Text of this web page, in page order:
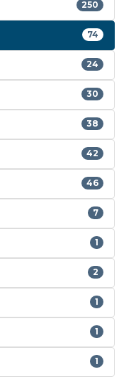
250
74
24
30
38
42
46
7
1
2
1
1
1